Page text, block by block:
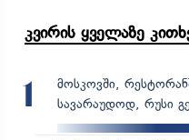
კვირის ყველაზე
1
მოსკოვში,
სავარაუდოდ, რუსი